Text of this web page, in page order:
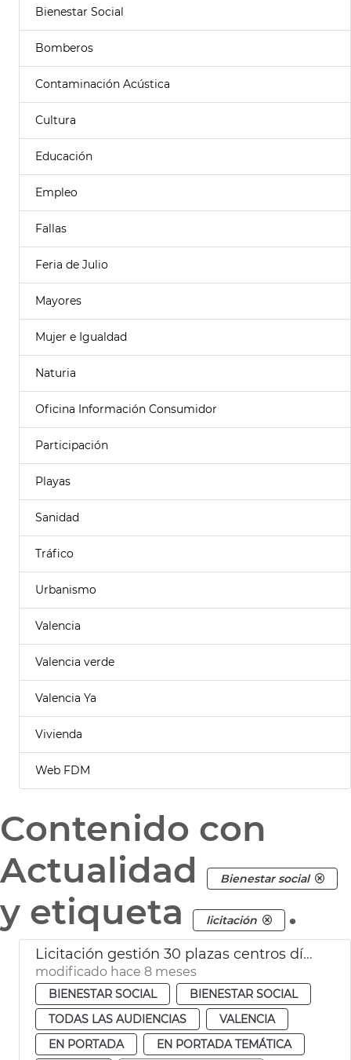
Bienestar Social
Bomberos
Contaminación Acústica
Cultura
Educación
Empleo
Fallas
Feria de Julio
Mayores
Mujer e Igualdad
Naturia
Oficina Información Consumidor
Participación
Playas
Sanidad
Tráfico
Urbanismo
Valencia
Valencia verde
Valencia Ya
Vivienda
Web FDM
Contenido con
Actualidad
Bienestar social
y etiqueta licitación .
Licitación gestión 30 plazas centros día titularidad privada
modificado hace 8 meses
BIENESTAR SOCIAL
BIENESTAR SOCIAL
TODAS LAS AUDIENCIAS
VALENCIA
EN PORTADA
EN PORTADA TEMÁTICA